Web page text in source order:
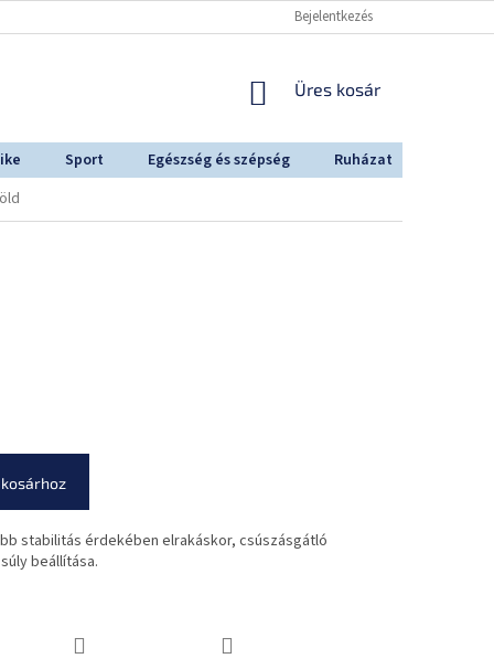
Bejelentkezés
KOSÁR
Üres kosár
Sport Egészség és szépség Ruházat
stabilitás érdekében elrakáskor, csúszásgátló
beállítása.